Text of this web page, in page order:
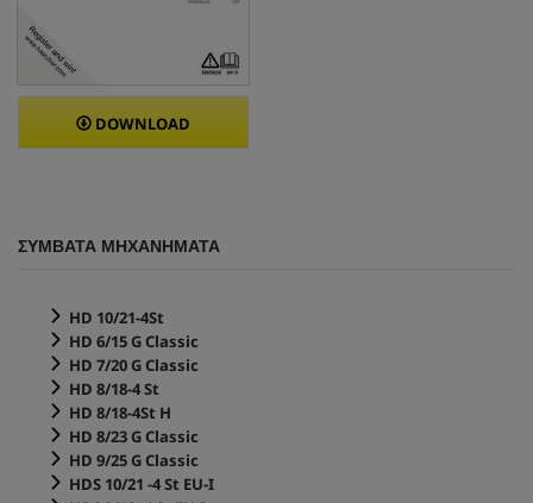
DOWNLOAD
ΣΥΜΒΑΤΑ ΜΗΧΑΝΗΜΑΤΑ
HD 10/21-4St
HD 6/15 G Classic
HD 7/20 G Classic
HD 8/18-4 St
HD 8/18-4St H
HD 8/23 G Classic
HD 9/25 G Classic
HDS 10/21 -4 St EU-I